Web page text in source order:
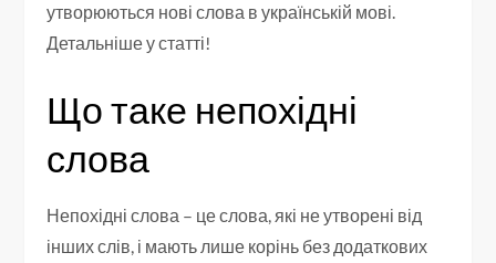
утворюються нові слова в українській мові.
Детальніше у статті!
Що таке непохідні
слова
Непохідні слова – це слова, які не утворені від
інших слів, і мають лише корінь без додаткових